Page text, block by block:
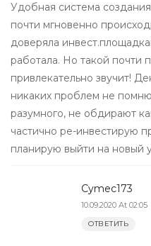
Удобная система
почти мгновенно
доверяла
работала. Но такой почти
привлекательно звучит!
никаких проблем не
разумного, не обдирают
частично ре-инвестирую
планирую выйти на новый
Cymec173
10.09.2020 At 02:05
ОТВЕТИТЬ